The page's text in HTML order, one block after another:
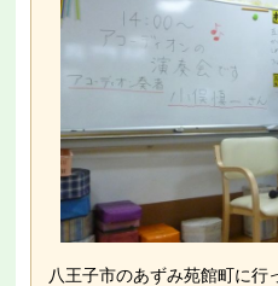
八王子市のあずみ苑館町に行